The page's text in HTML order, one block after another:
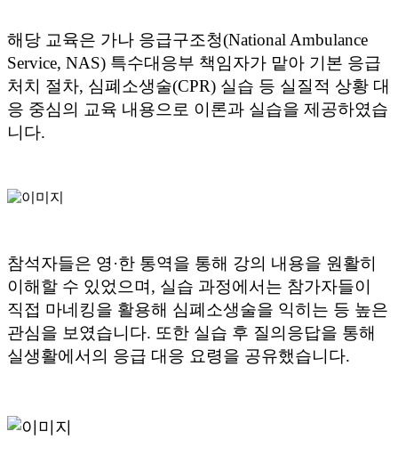
해당 교육은 가나 응급구조청(National Ambulance
Service, NAS) 특수대응부 책임자가 맡아 기본 응급
처치 절차, 심폐소생술(CPR) 실습 등 실질적 상황 대
응 중심의 교육 내용으로 이론과 실습을 제공하였습
니다.
참석자들은 영·한 통역을 통해 강의 내용을 원활히
이해할 수 있었으며, 실습 과정에서는 참가자들이
직접 마네킹을 활용해 심폐소생술을 익히는 등 높은
관심을 보였습니다. 또한 실습 후 질의응답을 통해
실생활에서의 응급 대응 요령을 공유했습니다.